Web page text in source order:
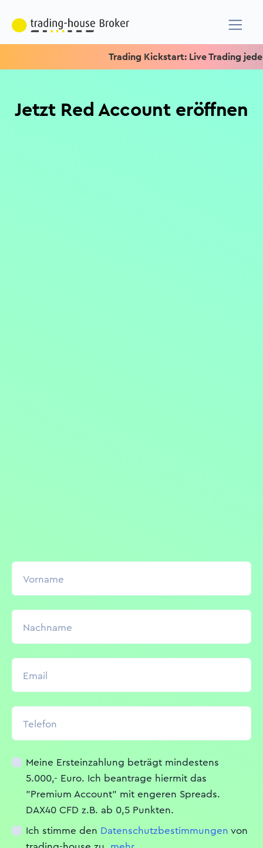
Trading Kickstart: Live Trading jeden
Jetzt Red Account eröffnen
Vorname
Nachname
Email
Telefon
Meine Ersteinzahlung beträgt mindestens
5.000,- Euro. Ich beantrage hiermit das
"Premium Account" mit engeren Spreads.
DAX40 CFD z.B. ab 0,5 Punkten.
Ich stimme den Datenschutzbestimmungen von